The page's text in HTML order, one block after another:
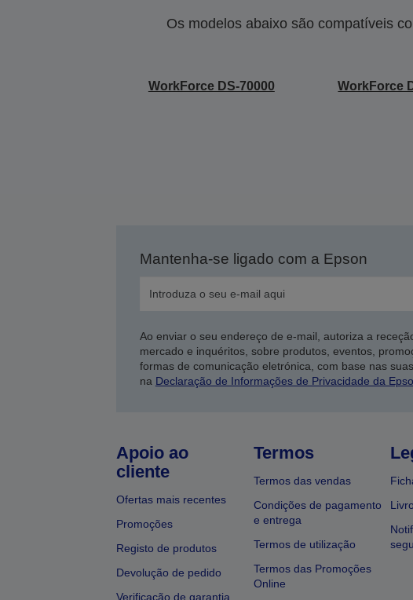
Os modelos abaixo são compatíveis
WorkForce DS-70000 WorkForce
Mantenha-se ligado com a Epson
Ao enviar o seu endereço de e-mail, autoriza a
mercado e inquéritos, sobre produtos, eventos,
formas de comunicação eletrónica, com base nas
na Declaração de Informações de Privacidade da
Apoio ao
cliente
Ofertas mais recentes
Promoções
Registo de produtos
Devolução de pedido
Verificação de garantia
Termos
Termos das vendas
Condições de pagamento
e entrega
Termos de utilização
Termos das Promoções
Online